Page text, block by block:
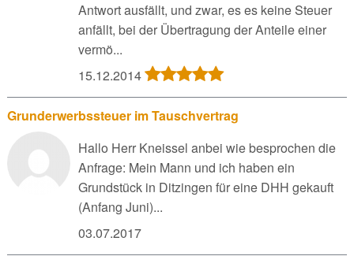
Antwort ausfällt, und zwar, es es keine Steuer
anfällt, bei der Übertragung der Anteile einer
vermö...
15.12.2014
Grunderwerbssteuer im Tauschvertrag
Hallo Herr Kneissel anbei wie besprochen die
Anfrage: Mein Mann und ich haben ein
Grundstück in Ditzingen für eine DHH gekauft
(Anfang Juni)...
03.07.2017